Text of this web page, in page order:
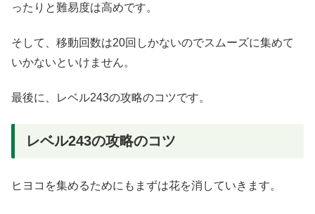
ったりと難易度は高めです。
そして、移動回数は20回しかないのでスムーズに集めて
いかないといけません。
最後に、レベル243の攻略のコツです。
レベル243の攻略のコツ
ヒヨコを集めるためにもまずは花を消していきます。